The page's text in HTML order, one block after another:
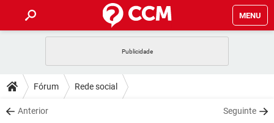
MENU
CELULAR
OUTLOOK
DICAS
JOGOS
DOWNLOADS
Fórum Rede social
Anterior Seguinte